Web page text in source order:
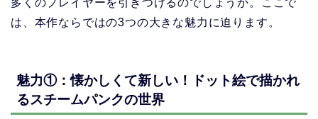
は、本作ならではの3つの大きな魅力に迫ります。
魅力①：懐かしくて新しい！ドット絵で描かれ
るスチームパンクの世界